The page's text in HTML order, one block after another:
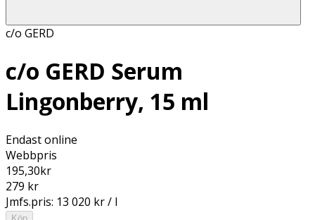
c/o GERD
c/o GERD Serum
Lingonberry, 15 ml
Endast online
Webbpris
195,30kr
279 kr
Jmfs.pris: 13 020 kr / l